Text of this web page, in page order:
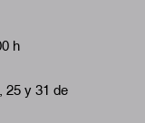
h
25 y 31 de